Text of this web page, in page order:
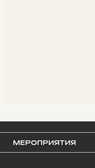
МЕРОПРИЯТИЯ